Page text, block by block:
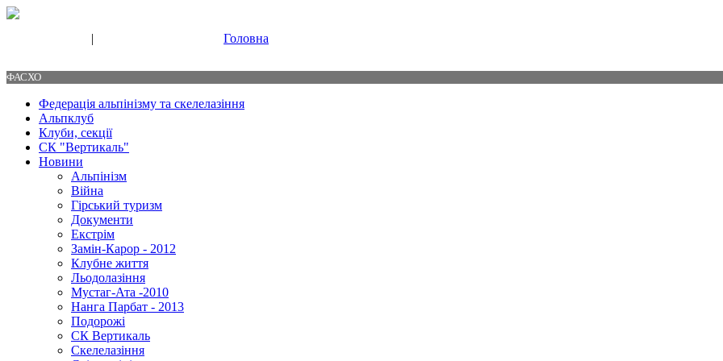
| Головна
ФАСХО
Федерація альпінізму та скелелазіння
Альпклуб
Клуби, секції
СК "Вертикаль"
Новини
Альпінізм
Війна
Гірський туризм
Документи
Екстрім
Замін-Карор - 2012
Клубне життя
Льодолазіння
Мустаг-Ата -2010
Нанга Парбат - 2013
Подорожі
СК Вертикаль
Скелелазіння